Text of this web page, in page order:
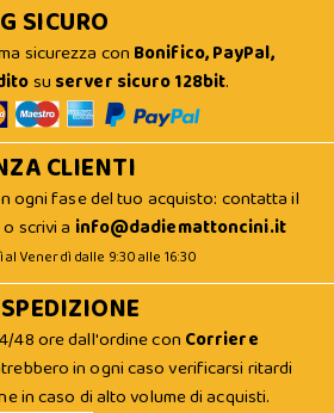
SICURO
sicurezza con Bonifico, PayPal,
su server sicuro 128bit.
CLIENTI
ogni fase del tuo acquisto: contatta il
o scrivi a info@dadiemattoncini.it
Venerdì dalle 9:30 alle 16:30
48 ore dall'ordine con Corriere
in ogni caso verificarsi ritardi
in caso di alto volume di acquisti.